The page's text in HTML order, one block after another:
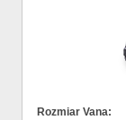
Rozmiar Vana: